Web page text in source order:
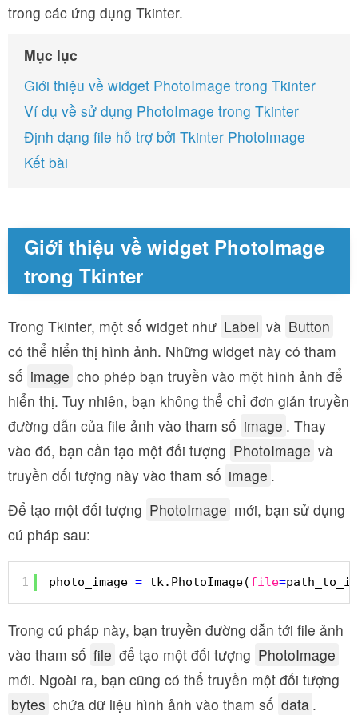
trong các ứng dụng Tkinter.
Mục lục
Giới thiệu về widget PhotoImage trong Tkinter
Ví dụ về sử dụng PhotoImage trong Tkinter
Định dạng file hỗ trợ bởi Tkinter PhotoImage
Kết bài
Giới thiệu về widget PhotoImage
trong Tkinter
Trong Tkinter, một số widget như Label và Button
có thể hiển thị hình ảnh. Những widget này có tham
số image cho phép bạn truyền vào một hình ảnh để
hiển thị. Tuy nhiên, bạn không thể chỉ đơn giản truyền
đường dẫn của file ảnh vào tham số image . Thay
vào đó, bạn cần tạo một đối tượng PhotoImage và
truyền đối tượng này vào tham số image .
Để tạo một đối tượng PhotoImage mới, bạn sử dụng
cú pháp sau:
1 photo_image = tk.PhotoImage(file=
Trong cú pháp này, bạn truyền đường dẫn tới file ảnh
vào tham số file để tạo một đối tượng PhotoImage
mới. Ngoài ra, bạn cũng có thể truyền một đối tượng
bytes chứa dữ liệu hình ảnh vào tham số data .